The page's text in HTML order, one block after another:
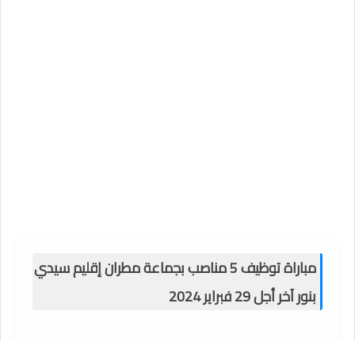
مباراة توظيف 5 مناصب بجماعة مطران إقليم سيدي
بنور آخر أجل 29 فبراير 2024